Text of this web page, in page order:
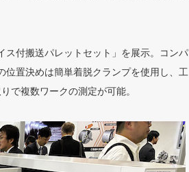
ス付搬送パレットセット」を展示。コンパ
置決めは簡単着脱クランプを使用し、工
で複数ワークの測定が可能。